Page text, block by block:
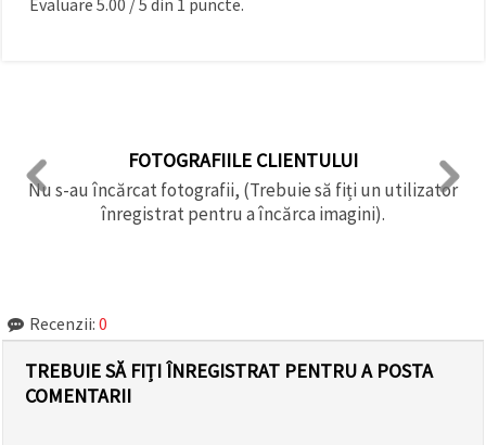
FOTOGRAFIILE CLIENTULUI
Nu s-au încărcat fotografii, (Trebuie să fiți un utilizator
înregistrat pentru a încărca imagini).
Recenzii: 0
TREBUIE SĂ FIȚI ÎNREGISTRAT PENTRU A POSTA
COMENTARII